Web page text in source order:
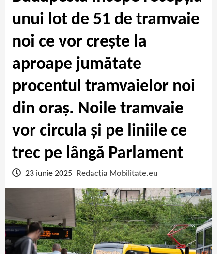
unui lot de 51 de tramvaie
noi ce vor crește la
aproape jumătate
procentul tramvaielor noi
din oraș. Noile tramvaie
vor circula și pe liniile ce
trec pe lângă Parlament
23 iunie 2025 Redacția Mobilitate.eu